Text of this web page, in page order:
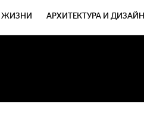
ЖИЗНИ АРХИТЕКТУРА И ДИЗАЙН